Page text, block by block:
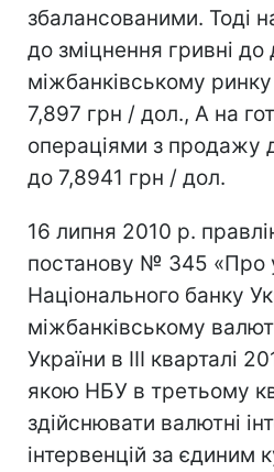
збалансованими. Тоді
до зміцнення гривні
міжбанківському
7,897 грн / дол., А на
операціями з продажу
до 7,8941 грн / дол.
16 липня 2010 р.
постанову № 345 «Про
Національного банку
міжбанківському
України в III кварталі
якою НБУ в третьому
здійснювати валютні
інтервенцій за єдиним